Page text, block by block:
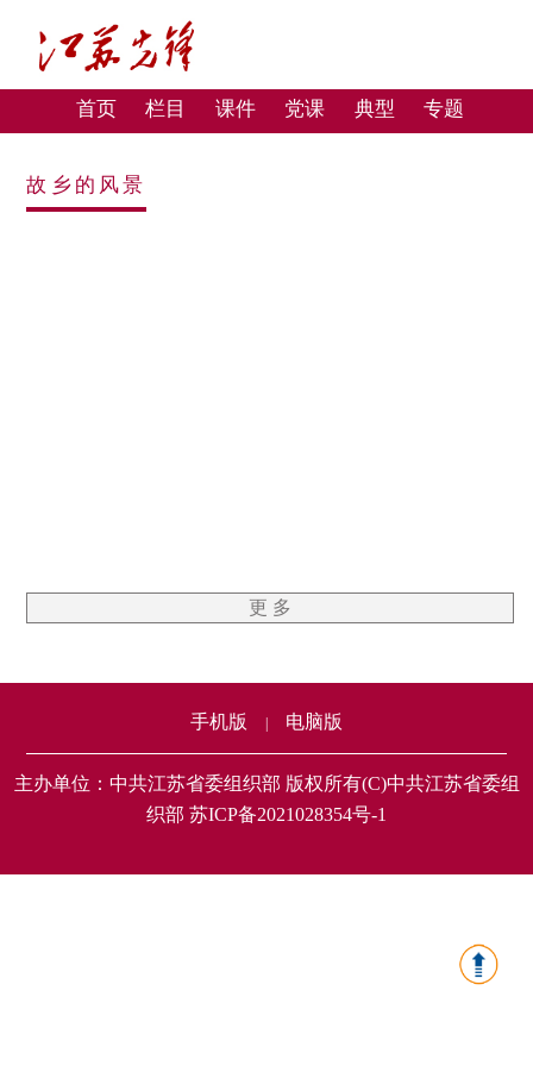
首页 栏目 课件 党课 典型 专题
故乡的风景
更 多
手机版 电脑版
主办单位：中共江苏省委组织部 版权所有(C)中共江苏省委组
织部 苏ICP备2021028354号-1